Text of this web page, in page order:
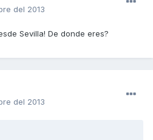
del 2013
Sevilla! De donde eres?
del 2013